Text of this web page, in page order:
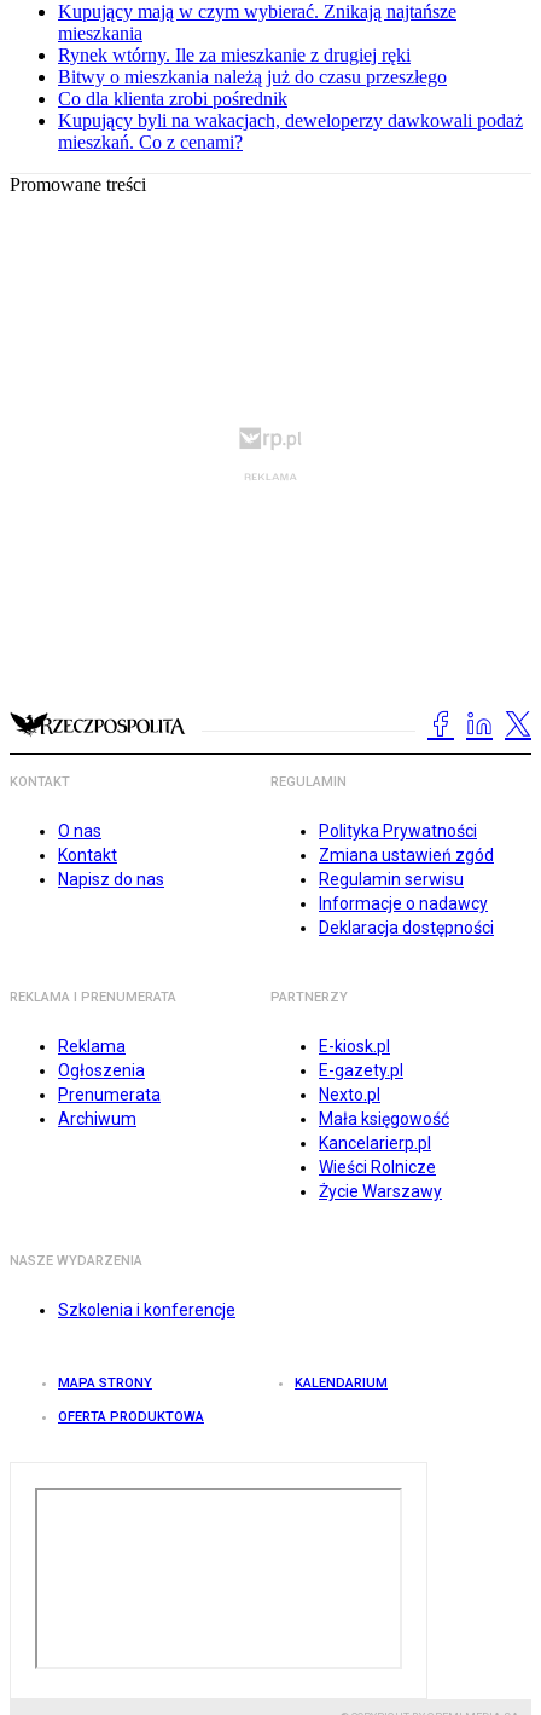
Kupujący mają w czym wybierać. Znikają najtańsze
mieszkania
Rynek wtórny. Ile za mieszkanie z drugiej ręki
Bitwy o mieszkania należą już do czasu przeszłego
Co dla klienta zrobi pośrednik
Kupujący byli na wakacjach, deweloperzy dawkowali podaż
mieszkań. Co z cenami?
Promowane treści
KONTAKT
O nas
Kontakt
Napisz do nas
REGULAMIN
Polityka Prywatności
Zmiana ustawień zgód
Regulamin serwisu
Informacje o nadawcy
Deklaracja dostępności
REKLAMA I PRENUMERATA
Reklama
Ogłoszenia
Prenumerata
Archiwum
PARTNERZY
E-kiosk.pl
E-gazety.pl
Nexto.pl
Mała księgowość
Kancelarierp.pl
Wieści Rolnicze
Życie Warszawy
NASZE WYDARZENIA
Szkolenia i konferencje
MAPA STRONY KALENDARIUM
OFERTA PRODUKTOWA